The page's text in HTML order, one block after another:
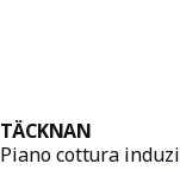
TÄCKNAN
Piano cottura